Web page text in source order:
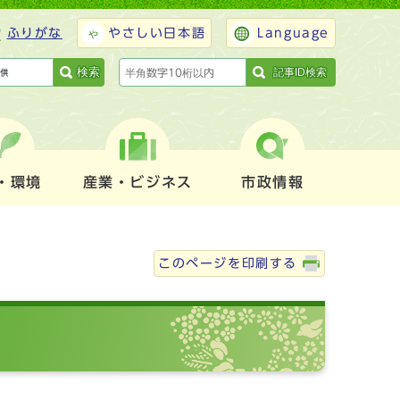
ふりがな やさしい日本語 Language
検索 記事ID検索
環境 産業・ビジネス 市政情報
このページを印刷する